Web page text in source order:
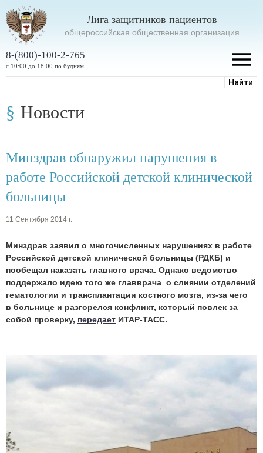
Лига защитников пациентов
oбщероссийская общественная организация
8-(800)-100-2-765
с 10:00 до 18:00 по будням
Новости
Минздрав обнаружил нарушения в
работе Российской детской клинической
больницы
11 Сентября 2014 г.
Минздрав заявил о многочисленных нарушениях в работе
Российской детской клинической больницы (РДКБ) и
пообещал наказать главного врача. Однако ведомство
поддержало идею того же главврача о слиянии отделений
гематологии и трансплантации костного мозга, из-за чего
в больнице и разгорелся конфликт, который повлек за
собой проверку, передает ИТАР-ТАСС.